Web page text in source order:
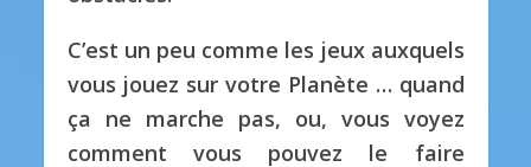
C’est un peu comme les jeux auxquels
vous jouez sur votre Planète … quand
ça ne marche pas, ou, vous voyez
comment vous pouvez le faire